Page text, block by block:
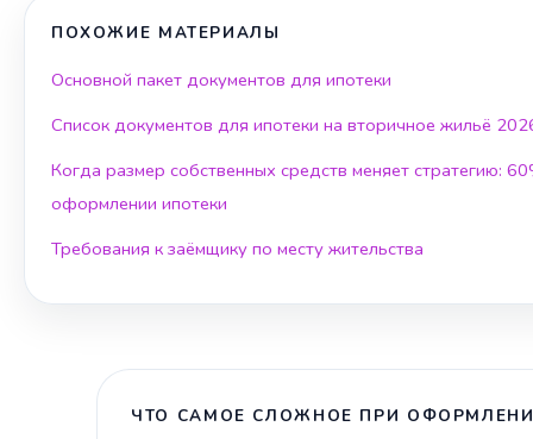
ПОХОЖИЕ МАТЕРИАЛЫ
Основной пакет документов для ипотеки
Список документов для ипотеки на вторичное жильё
Когда размер собственных средств меняет стратегию:
оформлении ипотеки
Требования к заёмщику по месту жительства
ЧТО САМОЕ СЛОЖНОЕ ПРИ